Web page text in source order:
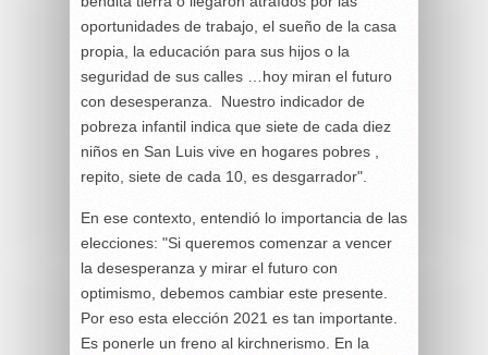
oportunidades de trabajo, el sueño de la casa
propia, la educación para sus hijos o la
seguridad de sus calles …hoy miran el futuro
con desesperanza. Nuestro indicador de
pobreza infantil indica que siete de cada diez
niños en San Luis vive en hogares pobres ,
repito, siete de cada 10, es desgarrador".
En ese contexto, entendió lo importancia de las
elecciones: "Si queremos comenzar a vencer
la desesperanza y mirar el futuro con
optimismo, debemos cambiar este presente.
Por eso esta elección 2021 es tan importante.
Es ponerle un freno al kirchnerismo. En la